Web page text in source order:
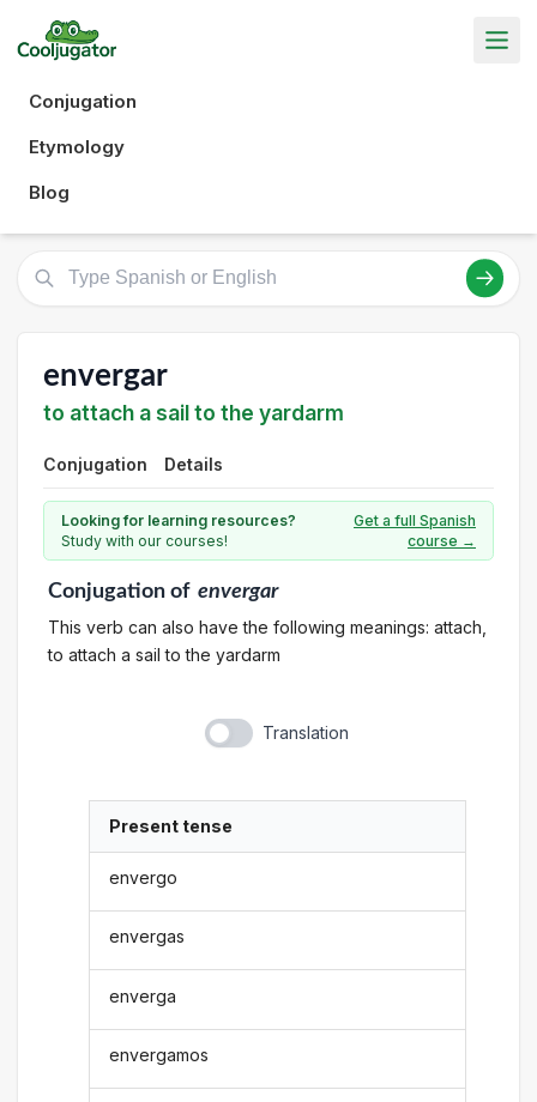
Conjugation
Etymology
Blog
envergar
to attach a sail to the yardarm
Conjugation Details
Looking for learning resources?
Study with our courses!
Get a full Spanish
course →
Conjugationof envergar
This verb can also have the following meanings: attach,
to attach a sail to the yardarm
Translation
Present tense
envergo
envergas
enverga
envergamos